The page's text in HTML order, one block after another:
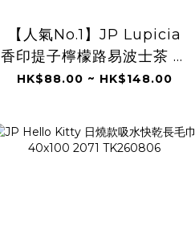
【人氣No.1】JP Lupicia
香印提子檸檬路易波士茶 冷
泡茶包 9224 TK260806
HK$88.00 ~ HK$148.00